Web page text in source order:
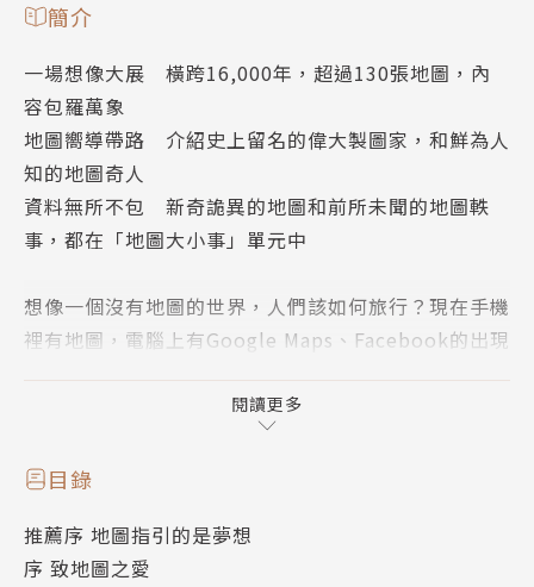
簡介
一場想像大展 橫跨16,000年，超過130張地圖，內
容包羅萬象
地圖嚮導帶路 介紹史上留名的偉大製圖家，和鮮為人
知的地圖奇人
資料無所不包 新奇詭異的地圖和前所未聞的地圖軼
事，都在「地圖大小事」單元中
想像一個沒有地圖的世界，人們該如何旅行？現在手機
裡有地圖，電腦上有Google Maps、Facebook的出現
過各時期所有地圖學的總合。讓我們回到一萬四千年
前，穴居人首次在石頭上刻下地圖開始，是否地圖的產
生甚至啟動了人類大腦的擴張與發展？
關於地圖的事實代表一本世界演變史：西元前的扁平世
界、中世紀的宗教奇想、十五世紀的地理大發現、十六
閱讀更多
目錄
推薦序 地圖指引的是夢想
序 致地圖之愛